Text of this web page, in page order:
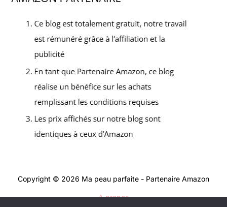
Copyright © 2026 Ma peau parfaite - Partenaire Amazon
A propos